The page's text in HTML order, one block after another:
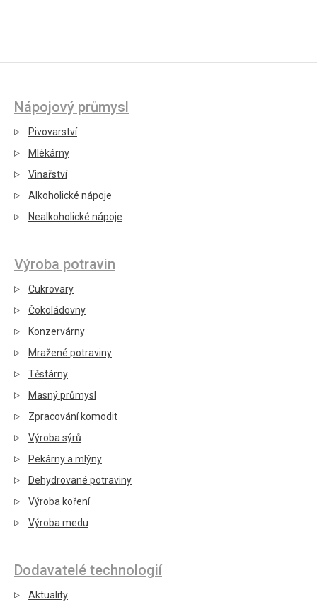
Nápojový průmysl
Pivovarství
Mlékárny
Vinařství
Alkoholické nápoje
Nealkoholické nápoje
Výroba potravin
Cukrovary
Čokoládovny
Konzervárny
Mražené potraviny
Těstárny
Masný průmysl
Zpracování komodit
Výroba sýrů
Pekárny a mlýny
Dehydrované potraviny
Výroba koření
Výroba medu
Dodavatelé technologií
Aktuality